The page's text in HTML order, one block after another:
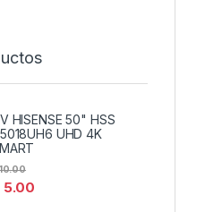
HISENSE 50" HSS
UHD 4K
5.00